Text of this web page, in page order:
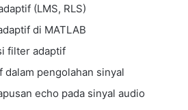
(LMS, RLS)
di MATLAB
filter adaptif
pengolahan sinyal
echo pada sinyal audio